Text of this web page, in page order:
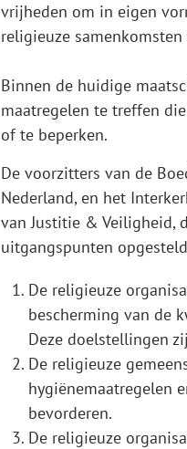
vrijheden om in eigen
religieuze
Binnen de huidige
maatregelen te treffen
of te beperken.
De voorzitters van de
Nederland, en het
van Justitie & Veiligheid,
uitgangspunten
De religieuze
bescherming van de
Deze doelstellingen
De religieuze
hygiënemaatregelen
bevorderen.
De religieuze